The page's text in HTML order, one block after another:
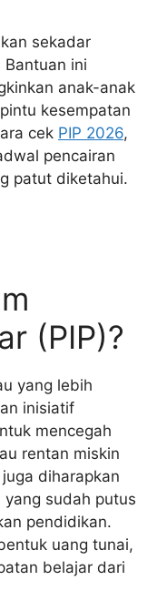
sekadar
ini
anak-anak
kesempatan
cek PIP 2026,
pencairan
patut diketahui.
(PIP)?
yang lebih
inisiatif
mencegah
rentan miskin
diharapkan
sudah putus
pendidikan.
uang tunai,
belajar dari